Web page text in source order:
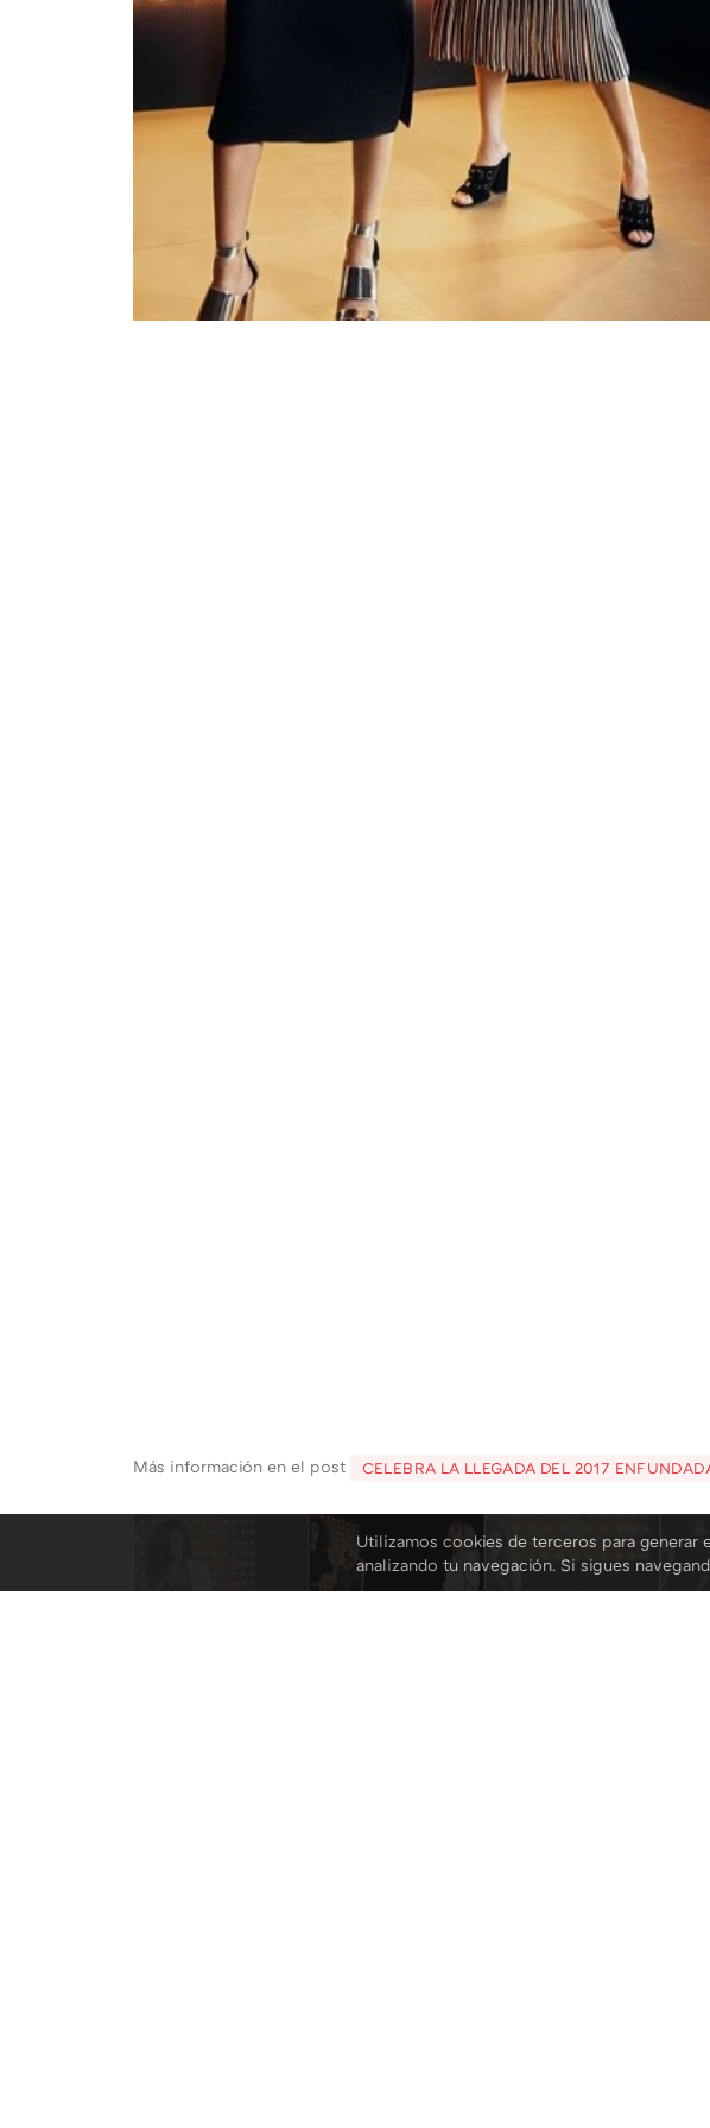
Más información en el post CELEBRA LA LLEGADA DEL 2017
Utilizamos cookies de terceros para generar
analizando tu navegación. Si sigues